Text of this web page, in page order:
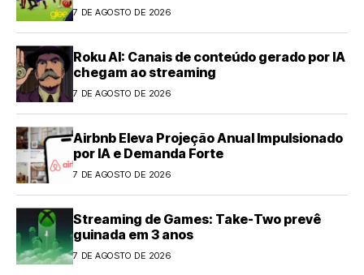
7 DE AGOSTO DE 2026
Roku AI: Canais de conteúdo gerado por IA
chegam ao streaming
7 DE AGOSTO DE 2026
Airbnb Eleva Projeção Anual Impulsionado
por IA e Demanda Forte
7 DE AGOSTO DE 2026
Streaming de Games: Take-Two prevê
guinada em 3 anos
7 DE AGOSTO DE 2026